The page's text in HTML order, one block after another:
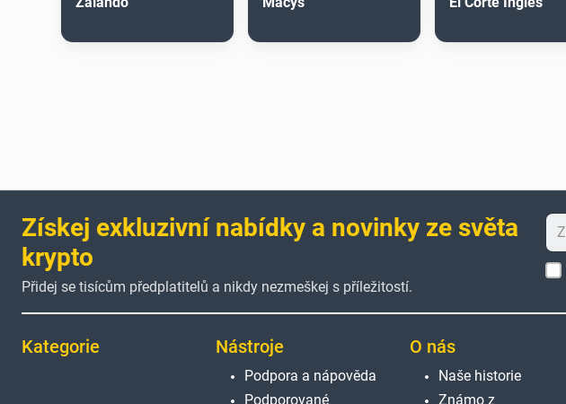
Získej exkluzivní nabídky a novinky ze světa
krypto
Přidej se tisícům předplatitelů a nikdy nezmeškej s příležitostí.
Kategorie Nástroje
Podpora a nápověda
Podporované
O nás
Naše historie
Známo z